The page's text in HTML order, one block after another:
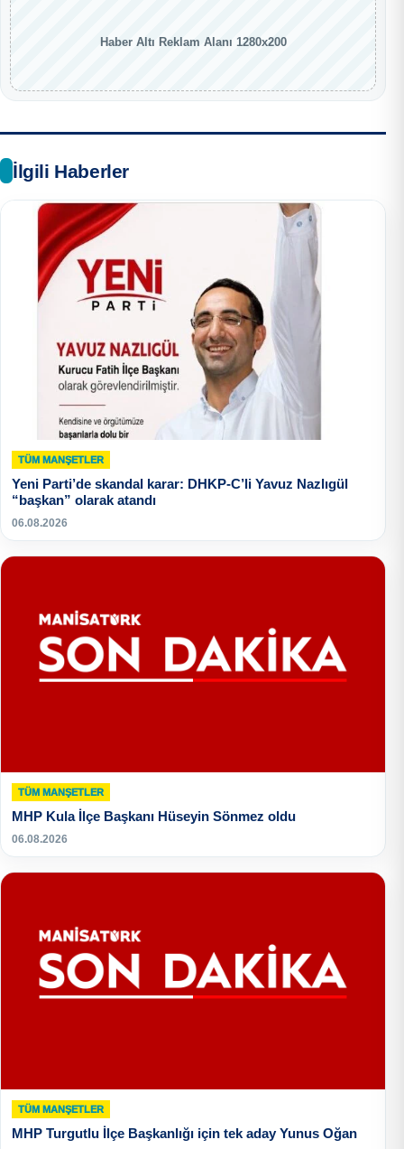
Haber Altı Reklam Alanı 1280x200
İlgili Haberler
TÜM MANŞETLER
Yeni Parti’de skandal karar: DHKP-C’li Yavuz Nazlıgül
“başkan” olarak atandı
06.08.2026
TÜM MANŞETLER
MHP Kula İlçe Başkanı Hüseyin Sönmez oldu
06.08.2026
TÜM MANŞETLER
MHP Turgutlu İlçe Başkanlığı için tek aday Yunus Oğan